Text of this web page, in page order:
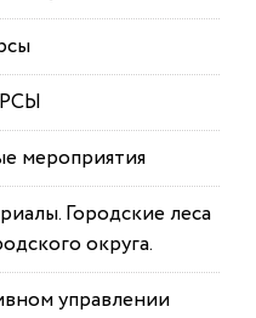
мероприятия
Городские леса
округа.
управлении